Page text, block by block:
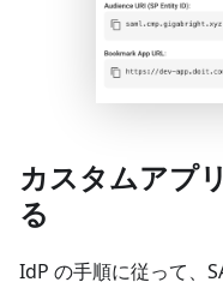
カスタムアプ
る
IdP の手順に従って、